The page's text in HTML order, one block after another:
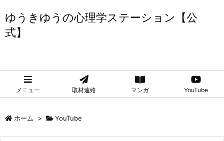
ゆうきゆうの心理学ステーション【公
式】
メニュー 取材連絡 マンガ YouTube
ホーム > YouTube